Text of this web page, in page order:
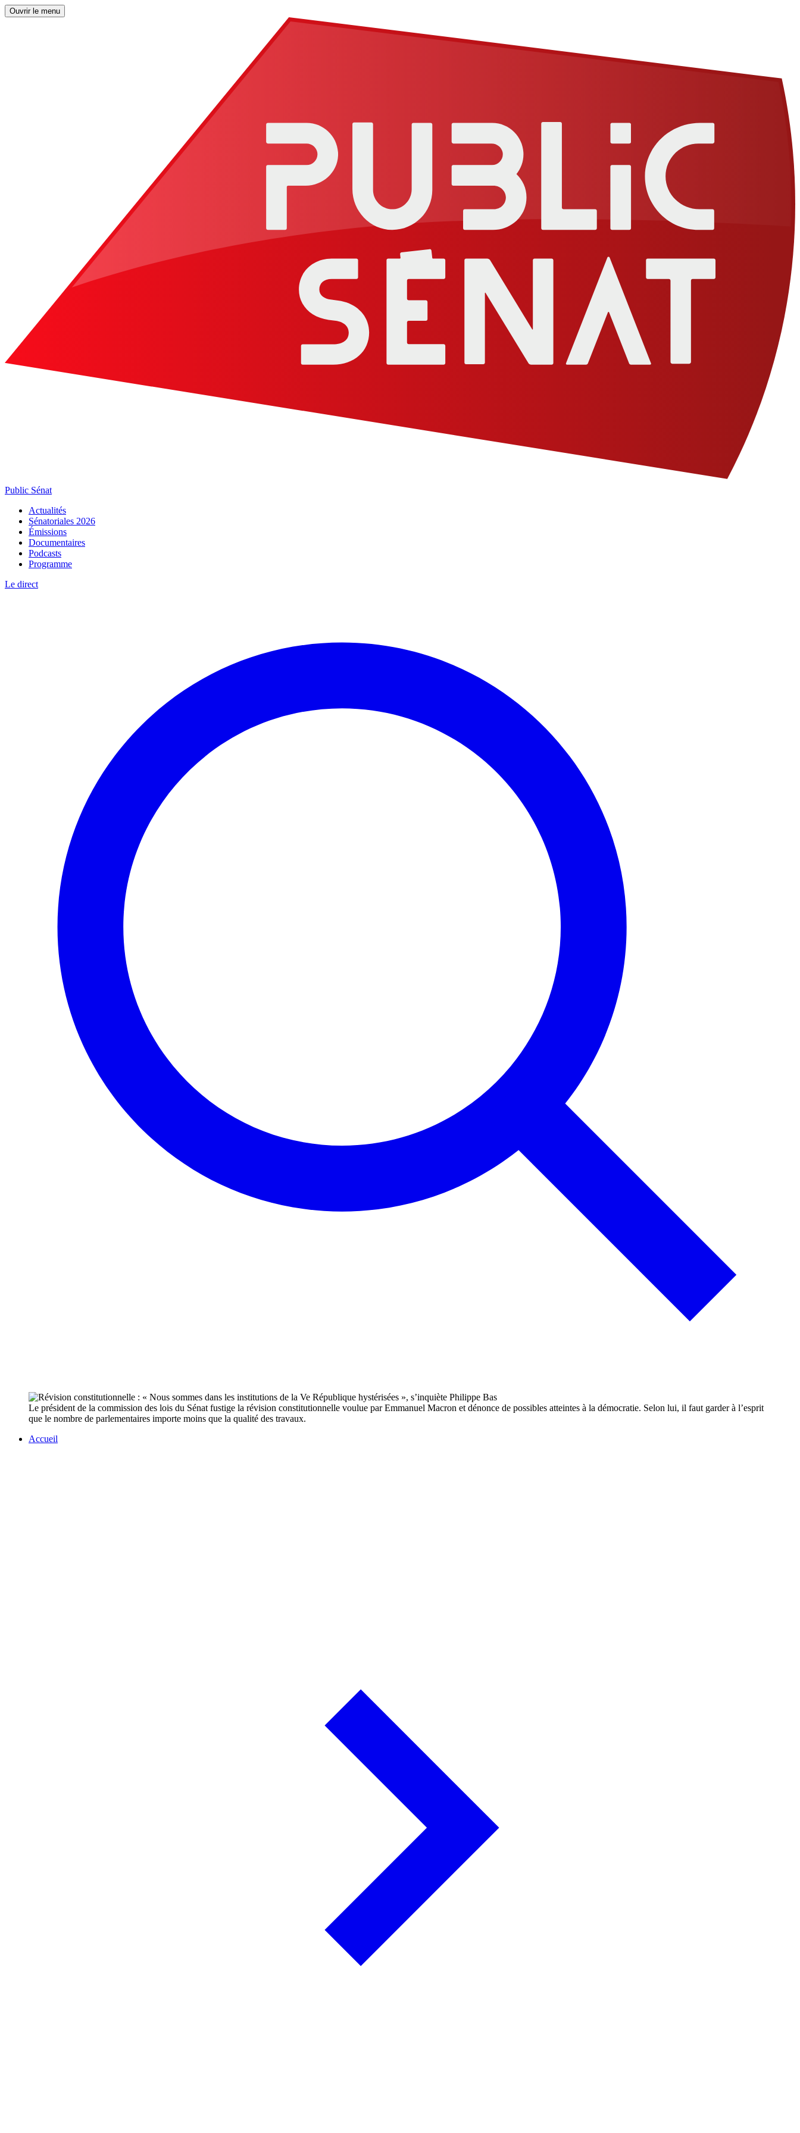
Ouvrir le menu
Public Sénat
Actualités
Sénatoriales 2026
Émissions
Documentaires
Podcasts
Programme
Le direct
Le président de la commission des lois du Sénat fustige la révision constitutionnelle voulue par Emmanuel Macron et dénonce de possibles atteintes à la démocratie. Selon lui, il faut garder à l’esprit
que le nombre de parlementaires importe moins que la qualité des travaux.
Accueil